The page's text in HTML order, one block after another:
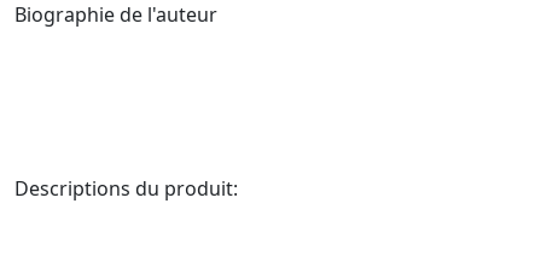
Biographie de l'auteur
Descriptions du produit: